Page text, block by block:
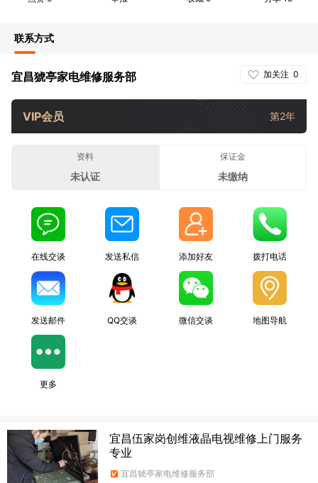
联系方式
加关注 0
宜昌猇亭家电维修服务部
VIP会员 第2年
资料
未认证
保证金
未缴纳
在线交谈 发送私信 添加好友 拨打电话
发送邮件 QQ交谈 微信交谈 地图导航
更多
宜昌伍家岗创维液晶电视维修上门服务
专业
宜昌猇亭家电维修服务部